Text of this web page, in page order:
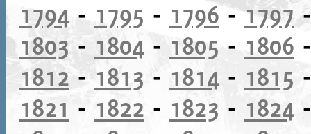
1794 - 1795 - 1796-1797
1803- 1804 - 1805 - 1806
1812-1813 - 1814 - 1815
1821 - 1822 - 1823 - 1824